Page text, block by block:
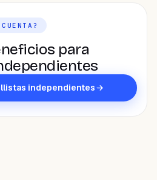
para
independientes